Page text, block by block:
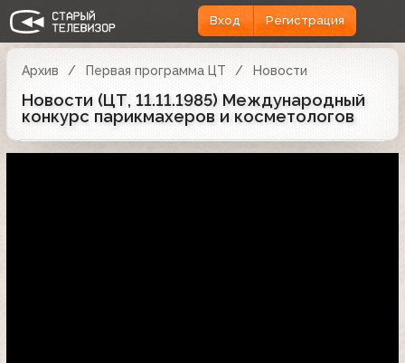
Вход Регистрация
Архив Первая программа ЦТ Новости
Новости (ЦТ, 11.11.1985) Международный
конкурс парикмахеров и косметологов